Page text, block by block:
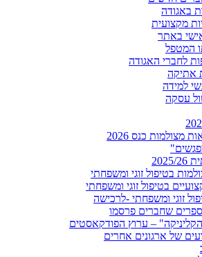
באגודה
מקצועית
באתר
המטפל
לחברי האגודה
אתיקה
למידה
עסקה
מצולמות כנס 2026
26
בטיפול זוגי ומשפחתי
בטיפול זוגי ומשפחתי
זוגי ומשפחתי -לרכישה
שחברים פרסמו
– ערוץ הפודקאסטים
של ארגונים אחרים